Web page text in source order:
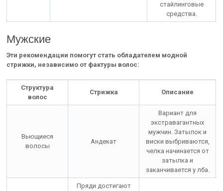
стайлинговые
средства.
Мужские
Эти рекомендации помогут стать обладателем модной
стрижки, независимо от фактуры волос:
Структура
волос
Стрижка Описание
Вьющиеся
волосы
Андекат
Вариант для
экстравагантных
мужчин. Затылок и
виски выбриваются,
челка начинается от
затылка и
заканчивается у лба.
Пряди достигают